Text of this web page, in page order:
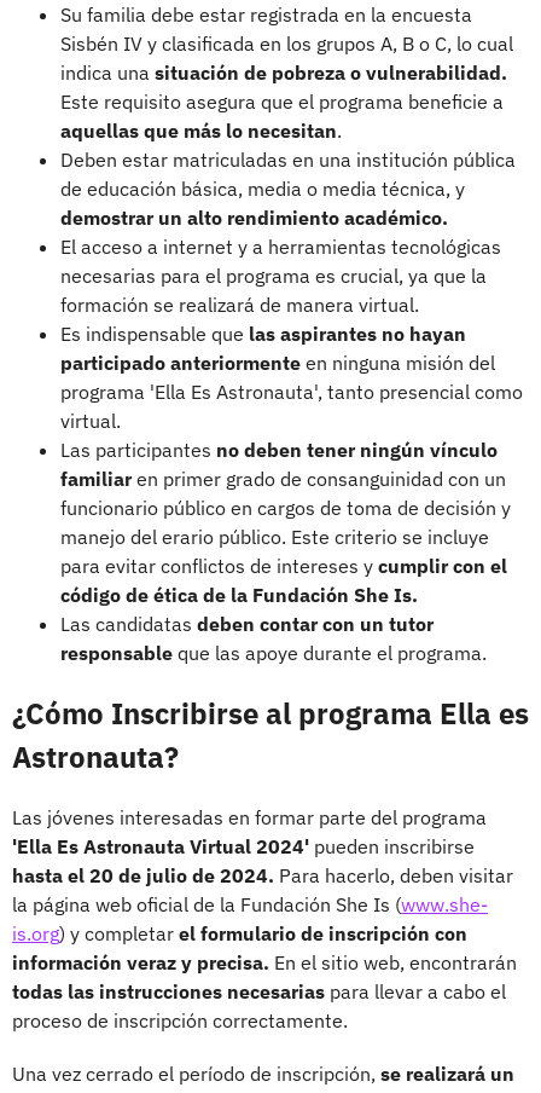
Su familia debe estar registrada en la encuesta
Sisbén IV y clasificada en los grupos A, B o C, lo cual
indica una situación de pobreza o vulnerabilidad.
Este requisito asegura que el programa beneficie a
aquellas que más lo necesitan.
Deben estar matriculadas en una institución pública
de educación básica, media o media técnica, y
demostrar un alto rendimiento académico.
El acceso a internet y a herramientas tecnológicas
necesarias para el programa es crucial, ya que la
formación se realizará de manera virtual.
Es indispensable que las aspirantes no hayan
participado anteriormente en ninguna misión del
programa 'Ella Es Astronauta', tanto presencial como
virtual.
Las participantes no deben tener ningún vínculo
familiaren primer grado de consanguinidad con un
funcionario público en cargos de toma de decisión y
manejo del erario público. Este criterio se incluye
para evitar conflictos de intereses y cumplir con el
código de ética de la Fundación She Is.
Las candidatas deben contar con un tutor
responsable que las apoye durante el programa.
¿Cómo Inscribirse al programa Ella es
Astronauta?
Las jóvenes interesadas en formar parte del programa
'Ella Es Astronauta Virtual 2024' pueden inscribirse
hasta el 20 de julio de 2024. Para hacerlo, deben visitar
la página web oficial de la Fundación She Is (www.she-
is.org) y completar el formulario de inscripción con
información veraz y precisa. En el sitio web, encontrarán
todas las instrucciones necesarias para llevar a cabo el
proceso de inscripción correctamente.
Una vez cerrado el período de inscripción, se realizará un